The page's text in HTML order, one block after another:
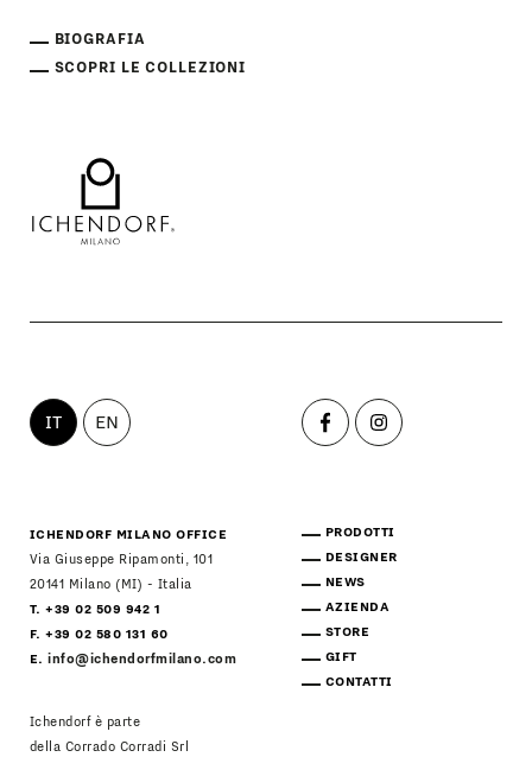
BIOGRAFIA
SCOPRI LE COLLEZIONI
IT EN
ICHENDORF MILANO OFFICE
Via Giuseppe Ripamonti, 101
20141 Milano (MI) - Italia
T. +39 02 509 942 1
F. +39 02 580 131 60
E.info@ichendorfmilano.com
Ichendorf è parte
della Corrado Corradi Srl
PRODOTTI
DESIGNER
NEWS
AZIENDA
STORE
GIFT
CONTATTI